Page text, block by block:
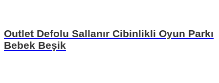
Outlet Defolu Sallanır Cibinlikli Oyun Parkı
Bebek Beşik